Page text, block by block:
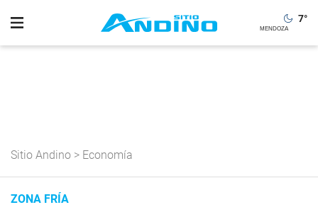
7°
Sitio Andino > Economía
ZONA FRÍA